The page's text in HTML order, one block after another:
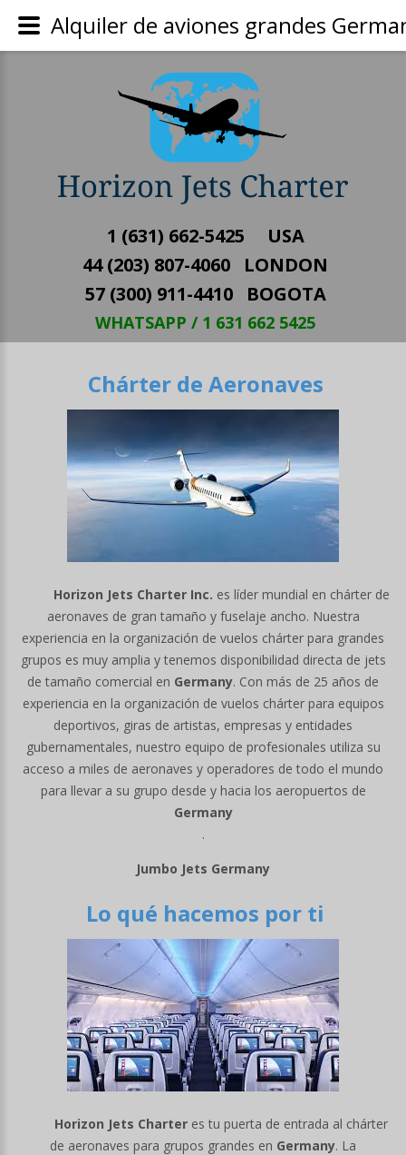
1 (631) 662-5425 USA
44 (203) 807-4060 LONDON
57 (300) 911-4410 BOGOTA
WHATSAPP / 1 631 662 5425
Chárter de Aeronaves
Horizon Jets Charter Inc. es líder mundial en chárter de
aeronaves de gran tamaño y fuselaje ancho. Nuestra
experiencia en la organización de vuelos chárter para grandes
grupos es muy amplia y tenemos disponibilidad directa de jets
de tamaño comercial en Germany. Con más de 25 años de
experiencia en la organización de vuelos chárter para equipos
deportivos, giras de artistas, empresas y entidades
gubernamentales, nuestro equipo de profesionales utiliza su
acceso a miles de aeronaves y operadores de todo el mundo
para llevar a su grupo desde y hacia los aeropuertos de
Germany
.
Jumbo Jets Germany
Lo qué hacemos por ti
Horizon Jets Charter es tu puerta de entrada al chárter
de aeronaves para grupos grandes en Germany. La
Alquiler de aviones grandes